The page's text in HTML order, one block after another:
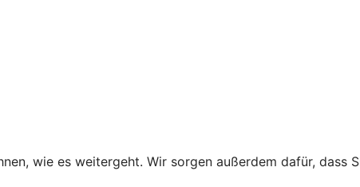
wie es weitergeht. Wir sorgen außerdem dafür,